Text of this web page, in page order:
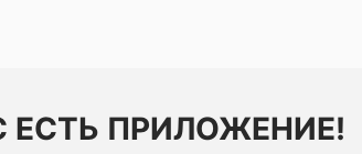
ЕСТЬ ПРИЛОЖЕНИЕ!